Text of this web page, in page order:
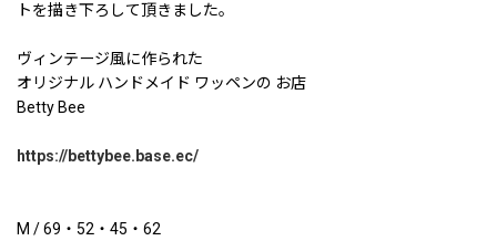
トを描き下ろして頂きました。
ヴィンテージ風に作られた
オリジナル ハンドメイド ワッペンの お店
Betty Bee
https://bettybee.base.ec/
M / 69・52・45・62